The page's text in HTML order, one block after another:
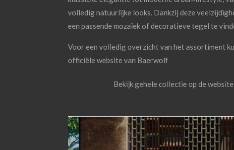
volledig natuurlijke looks. Dankzij deze
een passende mozaïek of decoratieve tegel te
Voor een volledig overzicht van het assortiment
officiële website van Baerwolf
Bekijk gehele collectie op de